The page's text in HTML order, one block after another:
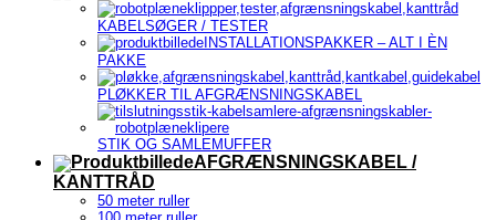
KABELSØGER / TESTER
INSTALLATIONSPAKKER – ALT I ÈN
PAKKE
PLØKKER TIL AFGRÆNSNINGSKABEL
STIK OG SAMLEMUFFER
AFGRÆNSNINGSKABEL /
KANTTRÅD
50 meter ruller